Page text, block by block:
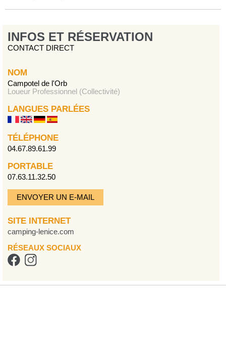
INFOS ET RÉSERVATION
CONTACT DIRECT
NOM
Campotel de l'Orb
Loueur Professionnel (Collectivité)
LANGUES PARLÉES
TÉLÉPHONE
04.67.89.61.99
PORTABLE
07.63.11.32.50
ENVOYER UN E-MAIL
SITE INTERNET
camping-lenice.com
RÉSEAUX SOCIAUX